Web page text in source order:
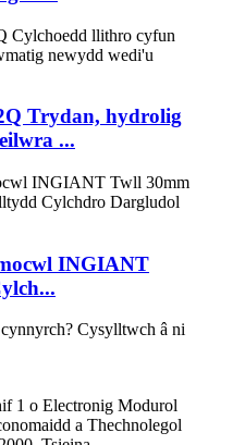
Trydan, hydrolig
...
INGIANT
Cysylltwch â ni
1 o Electronig Modurol
a Thechnolegol